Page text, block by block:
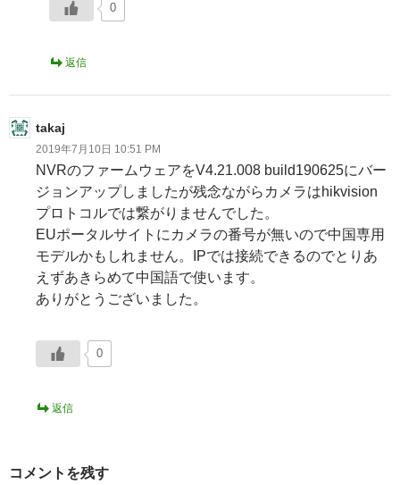
0
返信
takaj
2019年7月10日 10:51 PM
NVRのファームウェアをV4.21.008 build190625にバー
ジョンアップしましたが残念ながらカメラはhikvision
プロトコルでは繋がりませんでした。
EUポータルサイトにカメラの番号が無いので中国専用
モデルかもしれません。IPでは接続できるのでとりあ
えずあきらめて中国語で使います。
ありがとうございました。
0
返信
コメントを残す